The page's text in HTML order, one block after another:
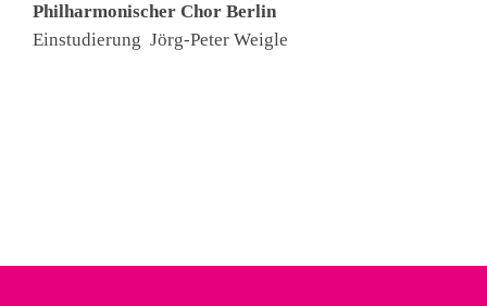
Philharmonischer Chor Berlin
Einstudierung Jörg-Peter Weigle